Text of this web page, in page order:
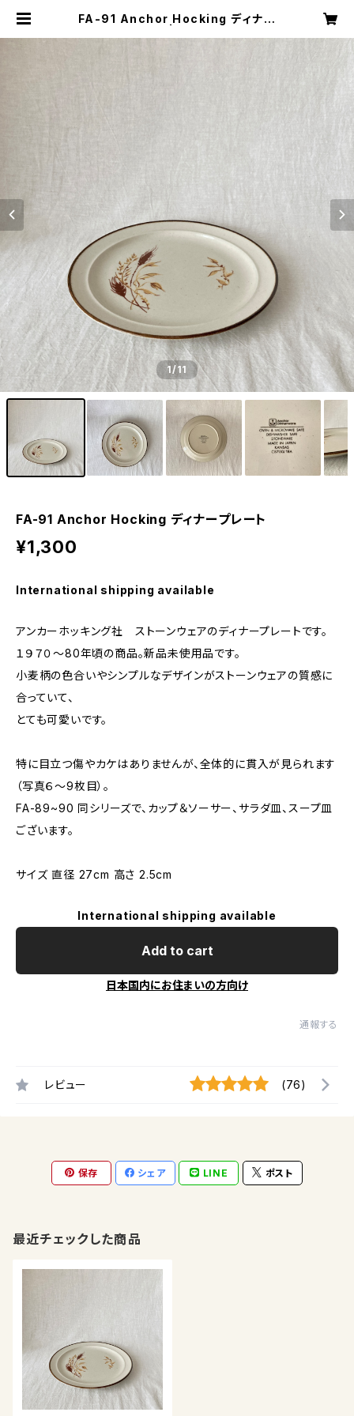
FA-91 Anchor Hocking ディナー
1/11
FA-91 Anchor Hocking ディナープレート
¥1,300
International shipping available
アンカーホッキング社 ストーンウェアのディナープレートです。
１９７０〜80年頃の商品。新品未使用品です。
小麦柄の色合いやシンプルなデザインがストーンウェアの質感に
合っていて、
とても可愛いです。
特に目立つ傷やカケはありませんが、全体的に貫入が見られます
（写真６〜9枚目）。
FA-89~90 同シリーズで、カップ＆ソーサー、サラダ皿、スープ皿
ございます。
サイズ 直径 27cm 高さ 2.5cm
International shipping available
Add to cart
日本国内にお住まいの方向け
通報する
レビュー (76)
保存 シェア LINE ポスト
最近チェックした商品